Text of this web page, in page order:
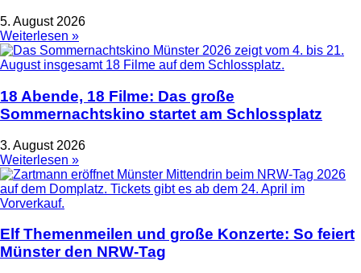
5. August 2026
Weiterlesen »
18 Abende, 18 Filme: Das große
Sommernachtskino startet am Schlossplatz
3. August 2026
Weiterlesen »
Elf Themenmeilen und große Konzerte: So feiert
Münster den NRW-Tag